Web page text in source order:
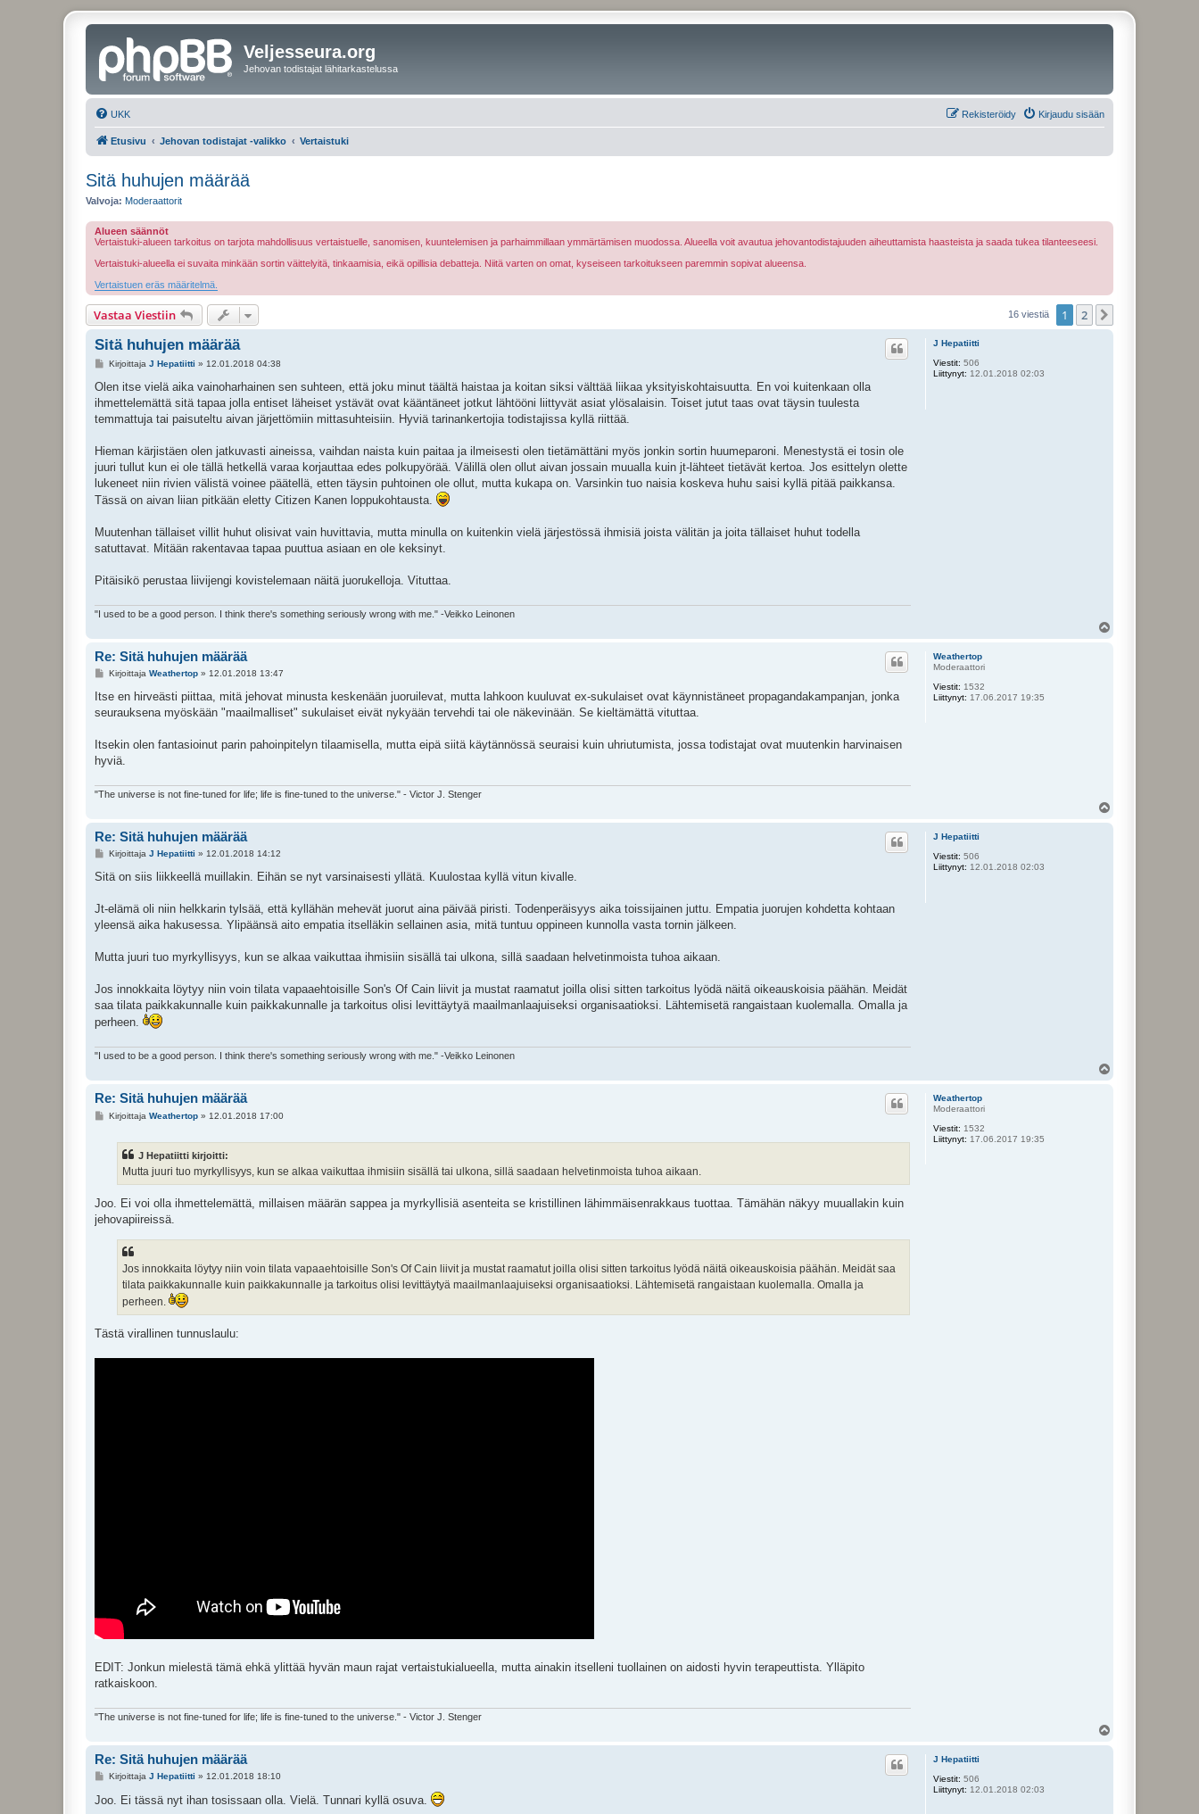
Veljesseura.org
Jehovan todistajat lähitarkastelussa
UKK Kirjaudu sisään
Rekisteröidy
Etusivu Jehovan todistajat -valikko Vertaistuki
Sitä huhujen määrää
Valvoja: Moderaattorit
Alueen säännöt
Vertaistuki-alueen tarkoitus on tarjota mahdollisuus vertaistuelle, sanomisen, kuuntelemisen ja parhaimmillaan ymmärtämisen muodossa. Alueella voit avautua jehovantodistajuuden aiheuttamista haasteista ja saada tukea tilanteeseesi.
Vertaistuki-alueella ei suvaita minkään sortin väittelyitä, tinkaamisia, eikä opillisia debatteja. Niitä varten on omat, kyseiseen tarkoitukseen paremmin sopivat alueensa.
Vertaistuen eräs määritelmä.
Vastaa Viestiin 16 viestiä 1 2
J Hepatiitti
Viestit: 506
Liittynyt: 12.01.2018 02:03
Sitä huhujen määrää
V
e
t
i
Kirjoittaja J Hepatiitti » 12.01.2018 04:38
Olen itse vielä aika vainoharhainen sen suhteen, että joku minut täältä haistaa ja koitan siksi välttää liikaa yksityiskohtaisuutta. En voi kuitenkaan olla
ihmettelemättä sitä tapaa jolla entiset läheiset ystävät ovat kääntäneet jotkut lähtööni liittyvät asiat ylösalaisin. Toiset jutut taas ovat täysin tuulesta
temmattuja tai paisuteltu aivan järjettömiin mittasuhteisiin. Hyviä tarinankertojia todistajissa kyllä riittää.
Hieman kärjistäen olen jatkuvasti aineissa, vaihdan naista kuin paitaa ja ilmeisesti olen tietämättäni myös jonkin sortin huumeparoni. Menestystä ei tosin ole
juuri tullut kun ei ole tällä hetkellä varaa korjauttaa edes polkupyörää. Välillä olen ollut aivan jossain muualla kuin jt-lähteet tietävät kertoa. Jos esittelyn olette
lukeneet niin rivien välistä voinee päätellä, etten täysin puhtoinen ole ollut, mutta kukapa on. Varsinkin tuo naisia koskeva huhu saisi kyllä pitää paikkansa.
Tässä on aivan liian pitkään eletty Citizen Kanen loppukohtausta.
Muutenhan tällaiset villit huhut olisivat vain huvittavia, mutta minulla on kuitenkin vielä järjestössä ihmisiä joista välitän ja joita tällaiset huhut todella
satuttavat. Mitään rakentavaa tapaa puuttua asiaan en ole keksinyt.
Pitäisikö perustaa liivijengi kovistelemaan näitä juorukelloja. Vituttaa.
"I used to be a good person. I think there's something seriously wrong with me." -Veikko Leinonen
Weathertop
Moderaattori
Viestit: 1532
Liittynyt: 17.06.2017 19:35
Re: Sitä huhujen määrää
V
e
t
Kirjoittaja Weathertop» 12.01.2018 13:47
Itse en hirveästi piittaa, mitä jehovat minusta keskenään juoruilevat, mutta lahkoon kuuluvat ex-sukulaiset ovat käynnistäneet propagandakampanjan, jonka
seurauksena myöskään "maailmalliset" sukulaiset eivät nykyään tervehdi tai ole näkevinään. Se kieltämättä vituttaa.
Itsekin olen fantasioinut parin pahoinpitelyn tilaamisella, mutta eipä siitä käytännössä seuraisi kuin uhriutumista, jossa todistajat ovat muutenkin harvinaisen
hyviä.
"The universe is not fine-tuned for life; life is fine-tuned to the universe." - Victor J. Stenger
J Hepatiitti
Viestit: 506
Liittynyt: 12.01.2018 02:03
Re: Sitä huhujen määrää
V
e
Kirjoittaja J Hepatiitti » 12.01.2018 14:12
Sitä on siis liikkeellä muillakin. Eihän se nyt varsinaisesti yllätä. Kuulostaa kyllä vitun kivalle.
Jt-elämä oli niin helkkarin tylsää, että kyllähän mehevät juorut aina päivää piristi. Todenperäisyys aika toissijainen juttu. Empatia juorujen kohdetta kohtaan
yleensä aika hakusessa. Ylipäänsä aito empatia itselläkin sellainen asia, mitä tuntuu oppineen kunnolla vasta tornin jälkeen.
Mutta juuri tuo myrkyllisyys, kun se alkaa vaikuttaa ihmisiin sisällä tai ulkona, sillä saadaan helvetinmoista tuhoa aikaan.
Jos innokkaita löytyy niin voin tilata vapaaehtoisille Son's Of Cain liivit ja mustat raamatut joilla olisi sitten tarkoitus lyödä näitä oikeauskoisia päähän. Meidät
saa tilata paikkakunnalle kuin paikkakunnalle ja tarkoitus olisi levittäytyä maailmanlaajuiseksi organisaatioksi. Lähtemisetä rangaistaan kuolemalla. Omalla ja
perheen.
"I used to be a good person. I think there's something seriously wrong with me." -Veikko Leinonen
Weathertop
Moderaattori
Viestit: 1532
Liittynyt: 17.06.2017 19:35
Re: Sitä huhujen määrää
VKirjoittaja Weathertop» 12.01.2018 17:00
J Hepatiitti kirjoitti:
Mutta juuri tuo myrkyllisyys, kun se alkaa vaikuttaa ihmisiin sisällä tai ulkona, sillä saadaan helvetinmoista tuhoa aikaan.
Joo. Ei voi olla ihmettelemättä, millaisen määrän sappea ja myrkyllisiä asenteita se kristillinen lähimmäisenrakkaus tuottaa. Tämähän näkyy muuallakin kuin
jehovapiireissä.
Jos innokkaita löytyy niin voin tilata vapaaehtoisille Son's Of Cain liivit ja mustat raamatut joilla olisi sitten tarkoitus lyödä näitä oikeauskoisia päähän. Meidät saa
tilata paikkakunnalle kuin paikkakunnalle ja tarkoitus olisi levittäytyä maailmanlaajuiseksi organisaatioksi. Lähtemisetä rangaistaan kuolemalla. Omalla ja
perheen.
Tästä virallinen tunnuslaulu:
EDIT: Jonkun mielestä tämä ehkä ylittää hyvän maun rajat vertaistukialueella, mutta ainakin itselleni tuollainen on aidosti hyvin terapeuttista. Ylläpito
ratkaiskoon.
"The universe is not fine-tuned for life; life is fine-tuned to the universe." - Victor J. Stenger
J Hepatiitti
Viestit: 506
Liittynyt: 12.01.2018 02:03
Re: Sitä huhujen määrää
V
e
s
Kirjoittaja J Hepatiitti » 12.01.2018 18:10
Joo. Ei tässä nyt ihan tosissaan olla. Vielä. Tunnari kyllä osuva.